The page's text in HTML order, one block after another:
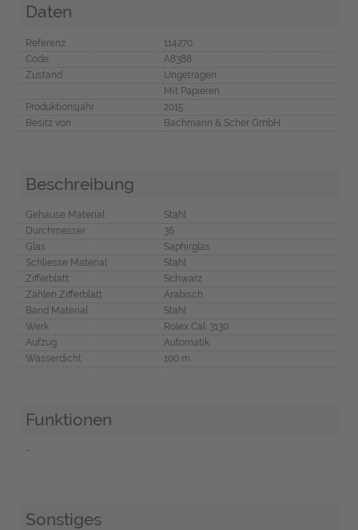
Daten
Referenz
114270
Code
A8388
Zustand
Ungetragen
Mit Papieren
Produktionsjahr
2015
Besitz von
Bachmann & Scher GmbH
Beschreibung
Gehäuse Material
Stahl
Durchmesser
36
Glas
Saphirglas
Schliesse Material
Stahl
Zifferblatt
Schwarz
Zahlen Zifferblatt
Arabisch
Band Material
Stahl
Werk
Rolex Cal. 3130
Aufzug
Automatik
Wasserdicht
100 m
Funktionen
-
Sonstiges